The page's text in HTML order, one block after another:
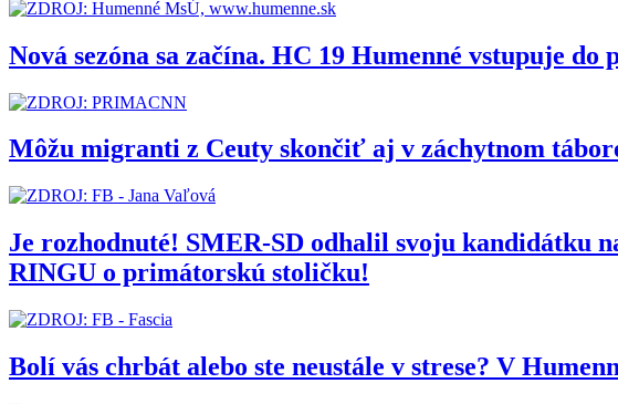
Nová sezóna sa začína. HC 19 Humenné vstupuje
Môžu migranti z Ceuty skončiť aj v záchytnom
Je rozhodnuté! SMER-SD odhalil svoju kandidátku
RINGU o primátorskú stoličku!
Bolí vás chrbát alebo ste neustále v strese? V